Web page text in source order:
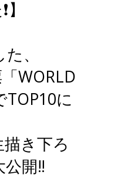
、
WORLD
TOP10に
き下ろ
開‼